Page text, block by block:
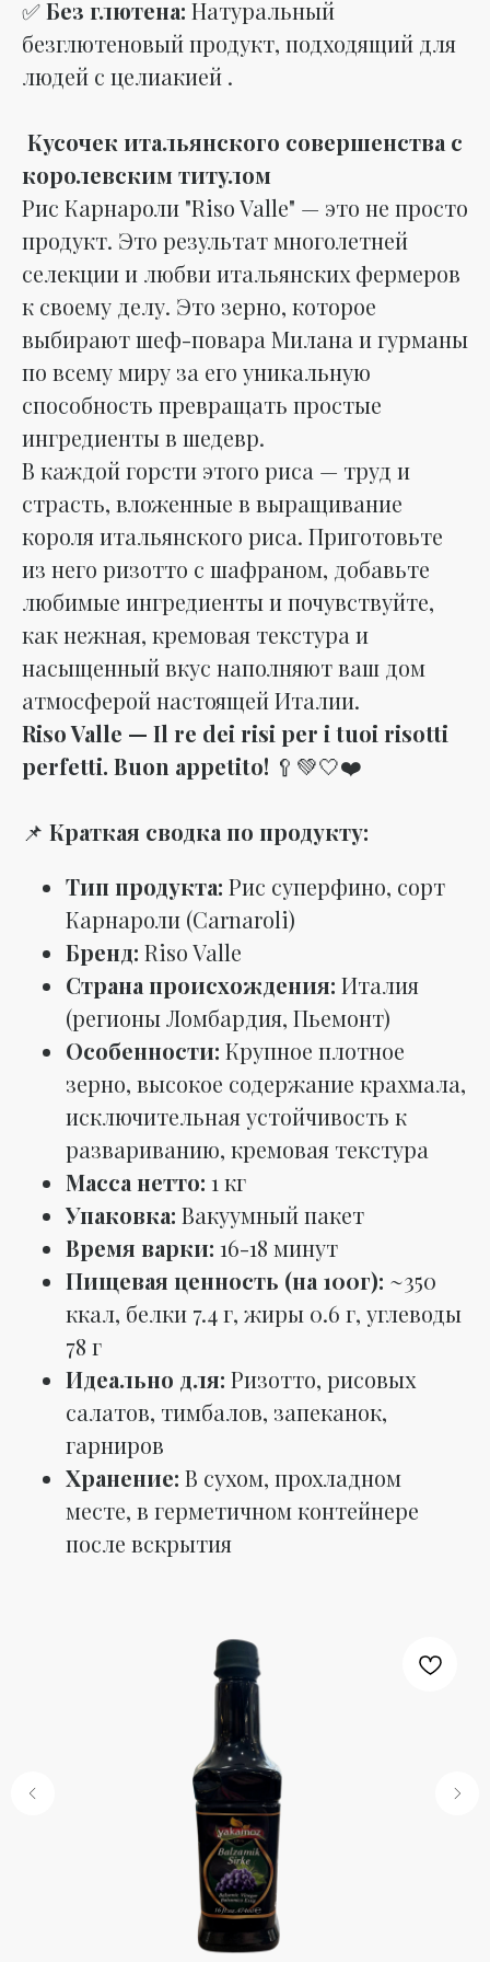
✅Без глютена: Натуральный
безглютеновый продукт, подходящий для
людей с целиакией .
Кусочек итальянского совершенства с
королевским титулом
Рис Карнароли "Riso Valle" — это не просто
продукт. Это результат многолетней
селекции и любви итальянских фермеров
к своему делу. Это зерно, которое
выбирают шеф-повара Милана и гурманы
по всему миру за его уникальную
способность превращать простые
ингредиенты в шедевр.
В каждой горсти этого риса — труд и
страсть, вложенные в выращивание
короля итальянского риса. Приготовьте
из него ризотто с шафраном, добавьте
любимые ингредиенты и почувствуйте,
как нежная, кремовая текстура и
насыщенный вкус наполняют ваш дом
атмосферой настоящей Италии.
Riso Valle — Il re dei risi per i tuoi risotti
perfetti. Buon appetito! 🥄💚🤍❤️
📌 Краткая сводка по продукту:
Тип продукта: Рис суперфино, сорт
Карнароли (Carnaroli)
Бренд: Riso Valle
Страна происхождения: Италия
(регионы Ломбардия, Пьемонт)
Особенности: Крупное плотное
зерно, высокое содержание крахмала,
исключительная устойчивость к
развариванию, кремовая текстура
Масса нетто: 1 кг
Упаковка: Вакуумный пакет
Время варки: 16-18 минут
Пищевая ценность (на 100г): ~350
ккал, белки 7.4 г, жиры 0.6 г, углеводы
78 г
Идеально для: Ризотто, рисовых
салатов, тимбалов, запеканок,
гарниров
Хранение: В сухом, прохладном
месте, в герметичном контейнере
после вскрытия